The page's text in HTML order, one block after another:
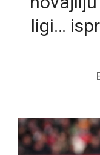
ligi…